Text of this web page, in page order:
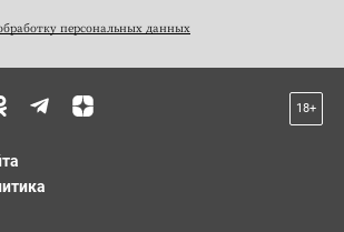
персональных данных
18+